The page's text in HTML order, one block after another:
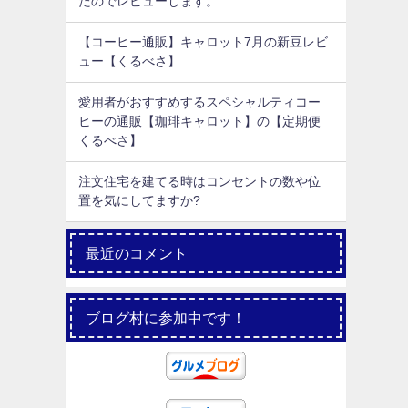
【コーヒー通販】キャロット7月の新豆レビ
ュー【くるべさ】
愛用者がおすすめするスペシャルティコー
ヒーの通販【珈琲キャロット】の【定期便
くるべさ】
注文住宅を建てる時はコンセントの数や位
置を気にしてますか?
最近のコメント
ブログ村に参加中です！